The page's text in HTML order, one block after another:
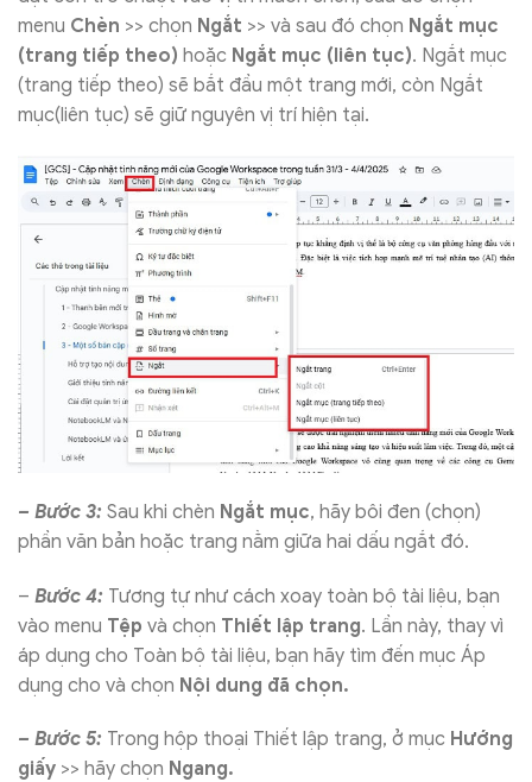
menu Chèn >> chọn Ngắt >> và sau đó chọn Ngắt mục
(trang tiếp theo) hoặc Ngắt mục (liên tục). Ngắt mục
(trang tiếp theo) sẽ bắt đầu một trang mới, còn Ngắt
mục(liên tục) sẽ giữ nguyên vị trí hiện tại.
– Bước 3: Sau khi chèn Ngắt mục, hãy bôi đen (chọn)
phần văn bản hoặc trang nằm giữa hai dấu ngắt đó.
– Bước 4: Tương tự như cách xoay toàn bộ tài liệu, bạn
vào menu Tệp và chọn Thiết lập trang. Lần này, thay vì
áp dụng cho Toàn bộ tài liệu, bạn hãy tìm đến mục Áp
dụng cho và chọn Nội dung đã chọn.
– Bước 5: Trong hộp thoại Thiết lập trang, ở mục Hướng
giấy >> hãy chọn Ngang.